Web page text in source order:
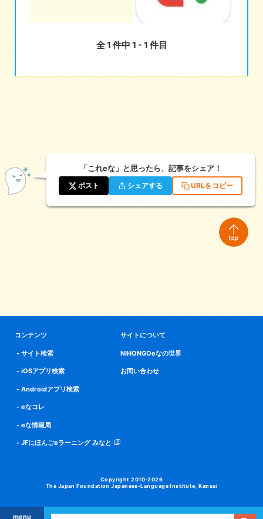
menu
全 1 件中 1 - 1 件目
「これeな」と思ったら、記事をシェア！
ポスト シェアする URLをコピー
コンテンツ
サイト検索
iOSアプリ検索
Androidアプリ検索
eなコレ
eな情報局
JFにほんごeラーニング みなと
サイトについて
NIHONGOeなの世界
お問い合わせ
Copyright 2010-2026
The Japan Foundation Japanese-Language Institute, Kansai